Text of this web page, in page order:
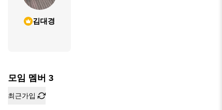
김대경
모임 멤버 3
최근가입